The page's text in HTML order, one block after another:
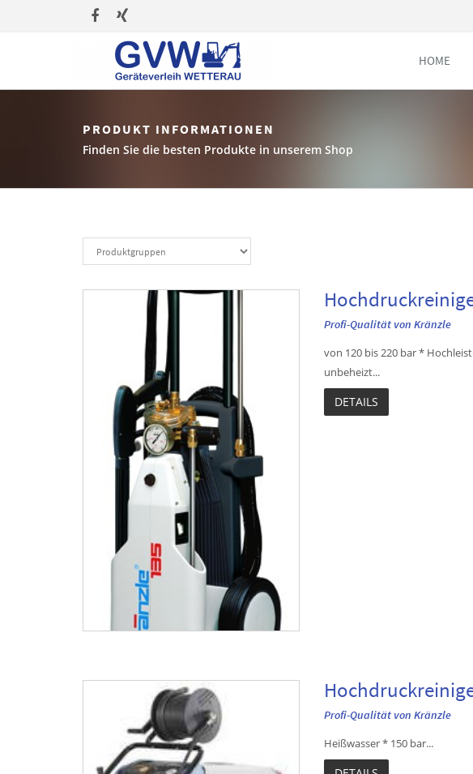
HOME
PRODUKT INFORMATIONEN
Finden Sie die besten Produkte in unserem Shop
Profi-Qualität von Kränzle
von 120 bis 220 bar *
unbeheizt...
DETAILS
Profi-Qualität von Kränzle
Heißwasser * 150 bar...